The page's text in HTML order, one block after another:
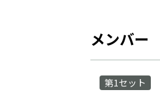
メンバー
第1セット